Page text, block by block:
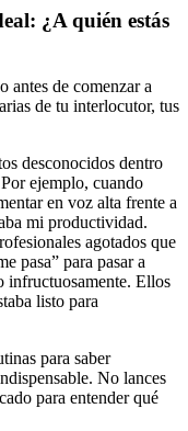
¿A quién estás
antes de comenzar a
de tu interlocutor, tus
desconocidos dentro
ejemplo, cuando
en voz alta frente a
mi productividad.
agotados que
pasa” para pasar a
infructuosamente. Ellos
listo para
para saber
No lances
para entender qué